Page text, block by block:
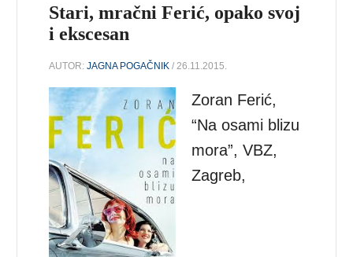
Stari, mračni Ferić, opako svoj
i ekscesan
AUTOR:JAGNA POGAČNIK / 26.11.2015.
Zoran Ferić,
“Na osami blizu
mora”, VBZ,
Zagreb,